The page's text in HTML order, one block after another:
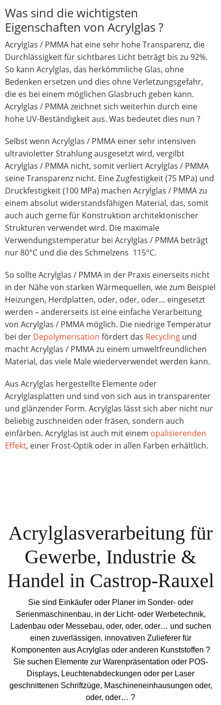
Was sind die wichtigsten
Eigenschaften von Acrylglas ?
Acrylglas / PMMA hat eine sehr hohe Transparenz, die
Durchlässigkeit für sichtbares Licht beträgt bis zu 92%.
So kann Acrylglas, das herkömmliche Glas, ohne
Bedenken ersetzen und dies ohne Verletzungsgefahr,
die es bei einem möglichen Glasbruch geben kann.
Acrylglas / PMMA zeichnet sich weiterhin durch eine
hohe UV-Beständigkeit aus. Was bedeutet dies nun ?
Selbst wenn Acrylglas / PMMA einer sehr intensiven
ultravioletter Strahlung ausgesetzt wird, vergilbt
Acrylglas / PMMA nicht, somit verliert Acrylglas / PMMA
seine Transparenz nicht. Eine Zugfestigkeit (75 MPa) und
Druckfestigkeit (100 MPa) machen Acrylglas / PMMA zu
einem absolut widerstandsfähigen Material, das, somit
auch auch gerne für Konstruktion architektonischer
Strukturen verwendet wird. Die maximale
Verwendungstemperatur bei Acrylglas / PMMA beträgt
nur 80°C und die des Schmelzens 115°C.
So sollte Acrylglas / PMMA in der Praxis einerseits nicht
in der Nähe von starken Wärmequellen, wie zum Beispiel
Heizungen, Herdplatten, oder, oder, oder… eingesetzt
werden – andererseits ist eine einfache Verarbeitung
von Acrylglas / PMMA möglich. Die niedrige Temperatur
bei der Depolymerisation fördert das Recycling und
macht Acrylglas / PMMA zu einem umweltfreundlichen
Material, das viele Male wiederverwendet werden kann.
Aus Acrylglas hergestellte Elemente oder
Acrylglasplatten und sind von sich aus in transparenter
und glänzender Form. Acrylglas lässt sich aber nicht nur
beliebig zuschneiden oder fräsen, sondern auch
einfärben. Acrylglas ist auch mit einem opalisierenden
Effekt, einer Frost-Optik oder in allen Farben erhältlich.
Acrylglasverarbeitung für
Gewerbe, Industrie &
Handel in Castrop-Rauxel
Sie sind Einkäufer oder Planer im Sonder- oder
Serienmaschinenbau, in der Licht- oder Werbetechnik,
Ladenbau oder Messebau, oder, oder, oder… und suchen
einen zuverlässigen, innovativen Zulieferer für
Komponenten aus Acrylglas oder anderen Kunststoffen ?
Sie suchen Elemente zur Warenpräsentation oder POS-
Displays, Leuchtenabdeckungen oder per Laser
geschnittenen Schriftzüge, Maschineneinhausungen oder,
oder, oder… ?